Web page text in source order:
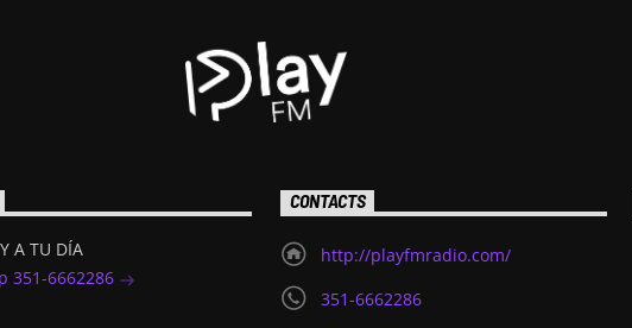
A TU DÍA
351-6662286
CONTACTS
http://playfmradio.com/
351-6662286